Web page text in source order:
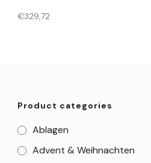
€329,72
Product categories
Ablagen
Advent & Weihnachten